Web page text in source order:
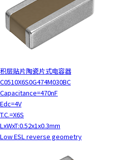
积层贴片陶瓷片式电容器
C0510X6S0G474M030BC
Capacitance=470nF
Edc=4V
T.C.=X6S
LxWxT:0.52x1x0.3mm
Low ESL reverse geometry